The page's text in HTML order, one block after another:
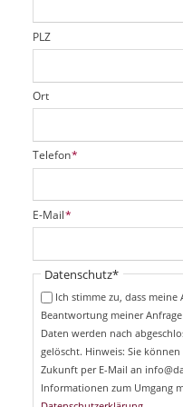
d
PLZ
Ort
P
f
i
c
t
f
Telefon*
P
f
i
E-Mail*
Pflichtfeld
Datenschutz*
Ich stimme zu, dass
Beantwortung meiner
Daten werden nach
gelöscht. Hinweis: Sie
Zukunft per E-Mail an
Informationen zum Umgang